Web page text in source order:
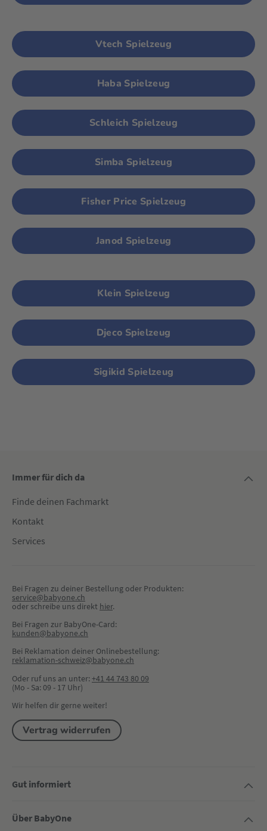
Vtech Spielzeug
Haba Spielzeug
Schleich Spielzeug
Simba Spielzeug
Fisher Price Spielzeug
Janod Spielzeug
Klein Spielzeug
Djeco Spielzeug
Sigikid Spielzeug
Immer für dich da
Finde deinen Fachmarkt
Kontakt
Services
Bei Fragen zu deiner Bestellung oder Produkten:
service@babyone.ch
oder schreibe uns direkt hier.
Bei Fragen zur BabyOne-Card:
kunden@babyone.ch
Bei Reklamation deiner Onlinebestellung:
reklamation-schweiz@babyone.ch
Oder ruf uns an unter:+41 44 743 80 09
(Mo - Sa: 09 - 17 Uhr)
Wir helfen dir gerne weiter!
Vertrag widerrufen
Gut informiert
Über BabyOne